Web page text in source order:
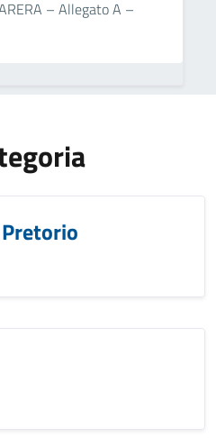
– Allegato A –